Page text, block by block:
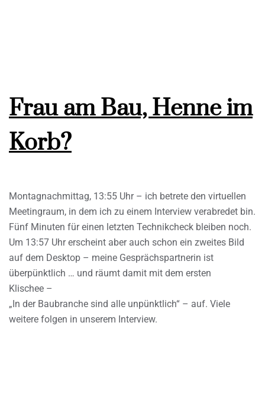
Frau am Bau, Henne im
Korb?
Montagnachmittag, 13:55 Uhr – ich betrete den virtuellen
Meetingraum, in dem ich zu einem Interview verabredet bin.
Fünf Minuten für einen letzten Technikcheck bleiben noch.
Um 13:57 Uhr erscheint aber auch schon ein zweites Bild
auf dem Desktop – meine Gesprächspartnerin ist
überpünktlich … und räumt damit mit dem ersten
Klischee –
„In der Baubranche sind alle unpünktlich“ – auf. Viele
weitere folgen in unserem Interview.